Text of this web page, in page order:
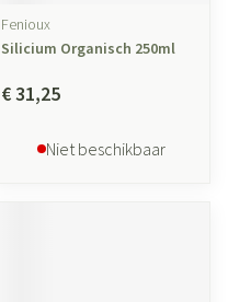
Fenioux
Silicium Organisch 250ml
€ 31,25
Niet beschikbaar